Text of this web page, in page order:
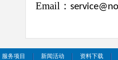
Email ：
服务项目 新闻活动 资料下载